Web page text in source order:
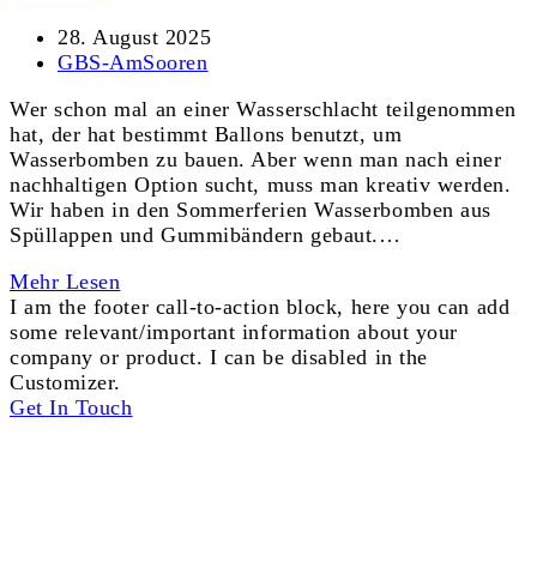
28. August 2025
GBS-AmSooren
Wer schon mal an einer Wasserschlacht teilgenommen
hat, der hat bestimmt Ballons benutzt, um
Wasserbomben zu bauen. Aber wenn man nach einer
nachhaltigen Option sucht, muss man kreativ werden.
Wir haben in den Sommerferien Wasserbomben aus
Spüllappen und Gummibändern gebaut.…
Mehr Lesen
I am the footer call-to-action block, here you can add
some relevant/important information about your
company or product. I can be disabled in the
Customizer.
Get In Touch